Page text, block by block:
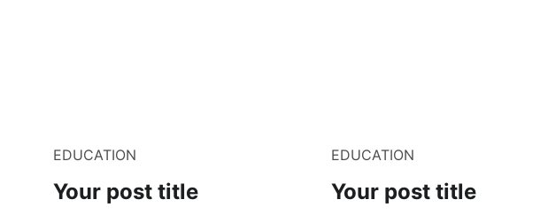
EDUCATION
Your post title
EDUCATION
Your post title